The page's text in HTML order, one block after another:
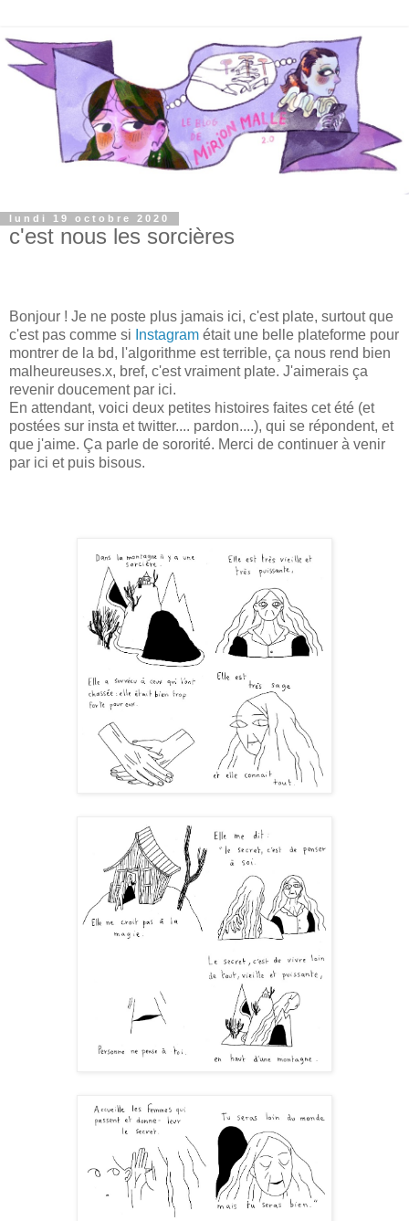
lundi 19 octobre 2020
c'est nous les sorcières
Bonjour ! Je ne poste plus jamais ici, c'est plate, surtout que
c'est pas comme si Instagram était une belle plateforme pour
montrer de la bd, l'algorithme est terrible, ça nous rend bien
malheureuses.x, bref, c'est vraiment plate. J'aimerais ça
revenir doucement par ici.
En attendant, voici deux petites histoires faites cet été (et
postées sur insta et twitter.... pardon....), qui se répondent, et
que j'aime. Ça parle de sororité. Merci de continuer à venir
par ici et puis bisous.